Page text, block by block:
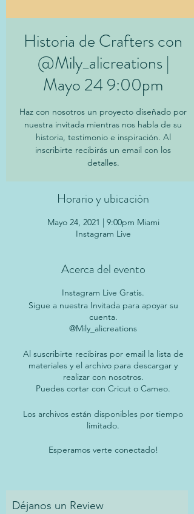
Historia de Crafters con
@Mily_alicreations |
Mayo 24 9:00pm
Haz con nosotros un proyecto diseñado por
nuestra invitada mientras nos habla de su
historia, testimonio e inspiración. Al
inscribirte recibirás un email con los
detalles.
Horario y ubicación
Mayo 24, 2021 | 9:00pm Miami
Instagram Live
Acerca del evento
Instagram Live Gratis.
Sigue a nuestra Invitada para apoyar su
cuenta.
@Mily_alicreations
Al suscribirte recibiras por email la lista de
materiales y el archivo para descargar y
realizar con nosotros.
Puedes cortar con Cricut o Cameo.
Los archivos están disponibles por tiempo
limitado.
Esperamos verte conectado!
Déjanos un Review